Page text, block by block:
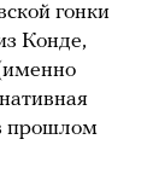
гонки
Конде,
прошлом